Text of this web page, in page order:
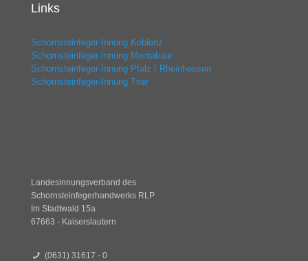
Links
Schornsteinfeger-Innung Koblenz
Schornsteinfeger-Innung Montabaur
Schornsteinfeger-Innung Pfalz / Rheinhessen
Schornsteinfeger-Innung Trier
Landesinnungsverband des
Schornsteinfegerhandwerks RLP
Im Stadtwald 15a
67663 - Kaiserslautern
(0631) 31617 - 0